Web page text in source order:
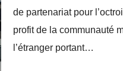
de partenariat pour
profit de la communauté
l’étranger portant…